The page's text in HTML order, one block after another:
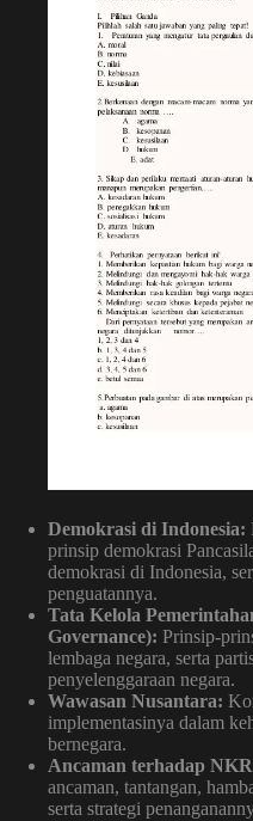
Demokrasi di Indonesia:
prinsip demokrasi
demokrasi di Indonesia,
penguatannya.
Tata Kelola
Governance): Prinsip-
lembaga negara, serta
penyelenggaraan negara.
Wawasan Nusantara:
implementasinya dalam
bernegara.
Ancaman terhadap
ancaman, tantangan,
serta strategi